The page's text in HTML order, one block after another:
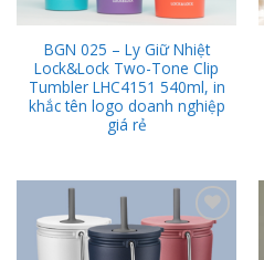
BGN 025 – Ly Giữ Nhiệt
Lock&Lock Two-Tone Clip
Tumbler LHC4151 540ml, in
khắc tên logo doanh nghiệp
giá rẻ
Add to
Wishlist